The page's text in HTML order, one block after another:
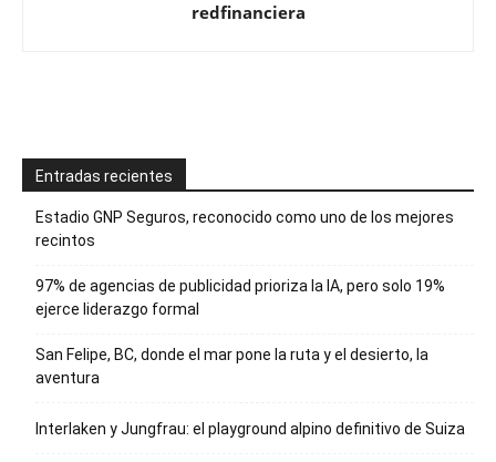
redfinanciera
Entradas recientes
Estadio GNP Seguros, reconocido como uno de los mejores
recintos
97% de agencias de publicidad prioriza la IA, pero solo 19%
ejerce liderazgo formal
San Felipe, BC, donde el mar pone la ruta y el desierto, la
aventura
Interlaken y Jungfrau: el playground alpino definitivo de Suiza